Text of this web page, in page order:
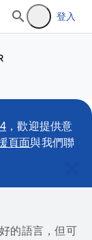
登入
，歡迎提供意
頁面與我們聯
的語言，但可